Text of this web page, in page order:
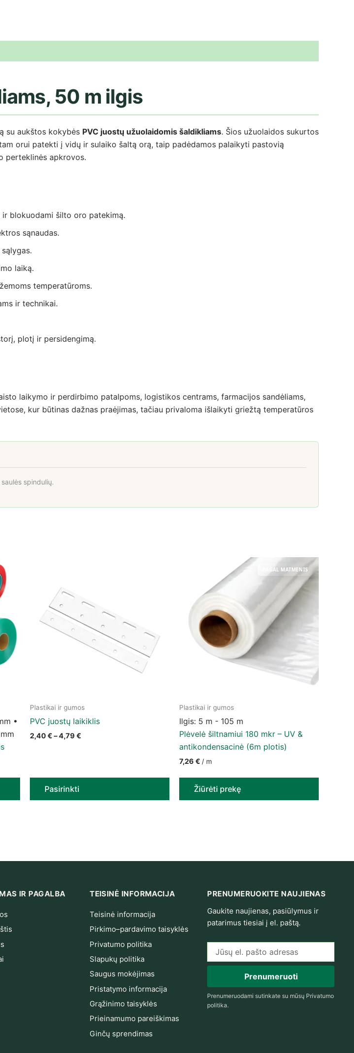
50 m ilgis
su aukštos kokybės PVC juostų užuolaidomis šaldikliams. Šios užuolaidos sukurtos
orui patekti į vidų ir sulaiko šaltą orą, taip padėdamos palaikyti pastovią
perteklinės apkrovos.
ir blokuodami šilto oro patekimą.
sąnaudas.
laiką.
temperatūroms.
ir technikai.
plotį ir persidengimą.
laikymo ir perdirbimo patalpoms, logistikos centrams, farmacijos sandėliams,
kur būtinas dažnas praėjimas, tačiau privaloma išlaikyti griežtą temperatūros
spindulių.
•
The options may be chosen on the product page
Plastikai ir gumos
PVC juostų laikiklis
2,40€ –4,79 € Price range: 2,40 € through 4,79 €
Pasirinkti
This product has multiple variants. The options may be chosen on the product page
PAGAL MATMENIS
Plastikai ir gumos
Plėvelė šiltnamiui 180 mkr – UV &
antikondensacinė (6m plotis)
Ilgis: 5 m - 105 m
7,26 € / m
Žiūrėti prekę
IR PAGALBA TEISINĖ INFORMACIJA
Teisinė informacija
Pirkimo–pardavimo taisyklės
Privatumo politika
Slapukų politika
Saugus mokėjimas
Pristatymo informacija
Grąžinimo taisyklės
Prieinamumo pareiškimas
Ginčų sprendimas
PRENUMERUOKITE NAUJIENAS
Gaukite naujienas, pasiūlymus ir
patarimus tiesiai į el. paštą.
Prenumeruoti
Prenumeruodami sutinkate su mūsų Privatumo
politika.